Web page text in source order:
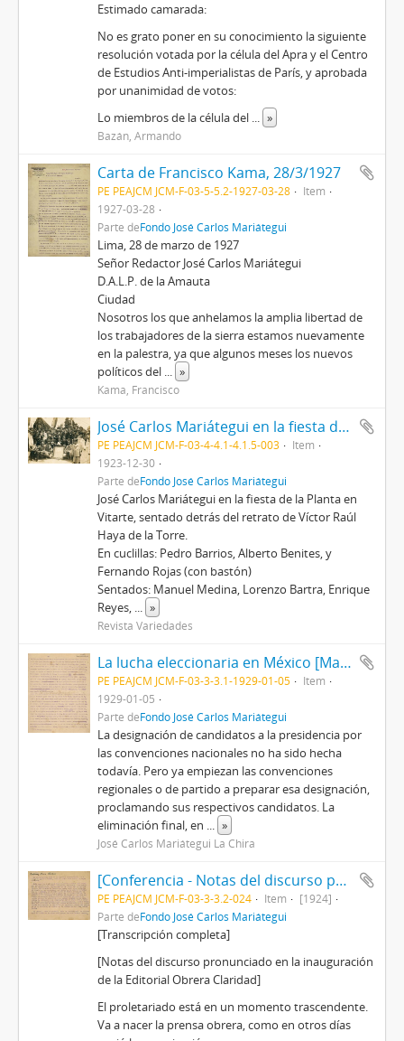
Estimado camarada:
No es grato poner en su conocimiento la siguiente
resolución votada por la célula del Apra y el Centro
de Estudios Anti-imperialistas de París, y aprobada
por unanimidad de votos:
Lo miembros de la célula del ... »
Bazán, Armando
Carta de Francisco Kama, 28/3/1927
PE PEAJCM JCM-F-03-5-5.2-1927-03-28
Item
1927-03-28
Parte deFondo José Carlos Mariátegui
Lima, 28 de marzo de 1927
Señor Redactor José Carlos Mariátegui
D.A.L.P. de la Amauta
Ciudad
Nosotros los que anhelamos la amplia libertad de
los trabajadores de la sierra estamos nuevamente
en la palestra, ya que algunos meses los nuevos
políticos del ... »
Kama, Francisco
José Carlos Mariátegui en la fiesta de la Planta de Vitarte
PE PEAJCM JCM-F-03-4-4.1-4.1.5-003
Item
1923-12-30
Parte deFondo José Carlos Mariátegui
José Carlos Mariátegui en la fiesta de la Planta en
Vitarte, sentado detrás del retrato de Víctor Raúl
Haya de la Torre.
En cuclillas: Pedro Barrios, Alberto Benites, y
Fernando Rojas (con bastón)
Sentados: Manuel Medina, Lorenzo Bartra, Enrique
Reyes, ... »
Revista Variedades
La lucha eleccionaria en México [Manuscrito]
PE PEAJCM JCM-F-03-3-3.1-1929-01-05
Item
1929-01-05
Parte deFondo José Carlos Mariátegui
La designación de candidatos a la presidencia por
las convenciones nacionales no ha sido hecha
todavía. Pero ya empiezan las convenciones
regionales o de partido a preparar esa designación,
proclamando sus respectivos candidatos. La
eliminación final, en ... »
José Carlos Mariátegui La Chira
[Conferencia - Notas del discurso pronunciado en la inauguración de la Editorial Obrera Claridad]
PE PEAJCM JCM-F-03-3-3.2-024 Item
[1924]
Parte deFondo José Carlos Mariátegui
[Transcripción completa]
[Notas del discurso pronunciado en la inauguración
de la Editorial Obrera Claridad]
El proletariado está en un momento trascendente.
Va a nacer la prensa obrera, como en otros días